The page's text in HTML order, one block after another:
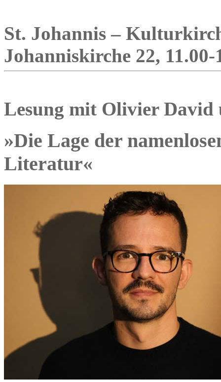
St. Johannis –
Johanniskirche 22, 11.00-
Lesung mit Olivier
»Die Lage der
Literatur«